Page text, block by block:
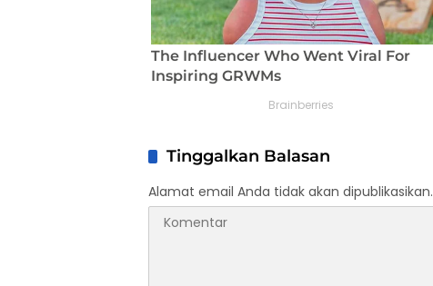
Tinggalkan Balasan
Alamat email Anda tidak akan dipublikasikan.